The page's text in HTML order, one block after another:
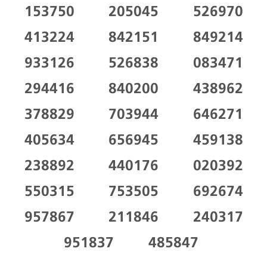
153750
205045
526970
413224
842151
849214
933126
526838
083471
294416
840200
438962
378829
703944
646271
405634
656945
459138
238892
440176
020392
550315
753505
692674
957867
211846
240317
951837
485847